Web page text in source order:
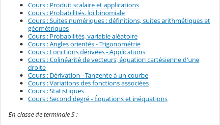
Cours : Produit scalaire et applications
Cours : Probabilités, loi binomiale
Cours : Suites numériques : définitions, suites arithmétiques et
géométriques
Cours : Probabilités, variable aléatoire
Cours : Angles orientés - Trigonométrie
Cours : Fonctions dérivées - Applications
Cours : Colinéarité de vecteurs, équation cartésienne d'une
droite
Cours : Dérivation - Tangente à un courbe
Cours : Variations des fonctions associées
Cours : Statistiques
Cours : Second degré - Équations et inéquations
En classe de terminale S :